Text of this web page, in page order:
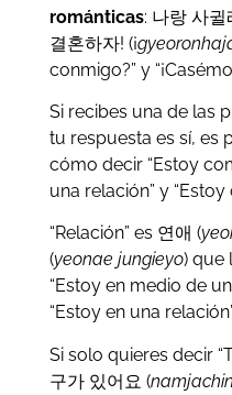
románticas: 나랑 사귈
결혼하자! (¡
conmigo?” y
Si recibes una de las
tu respuesta es sí, es
cómo decir “Estoy
una relación” y “Estoy
“Relación” es 연애 (
(yeonae jungieyo) que
“Estoy en medio de
“Estoy en una
Si solo quieres decir
구가 있어요 (